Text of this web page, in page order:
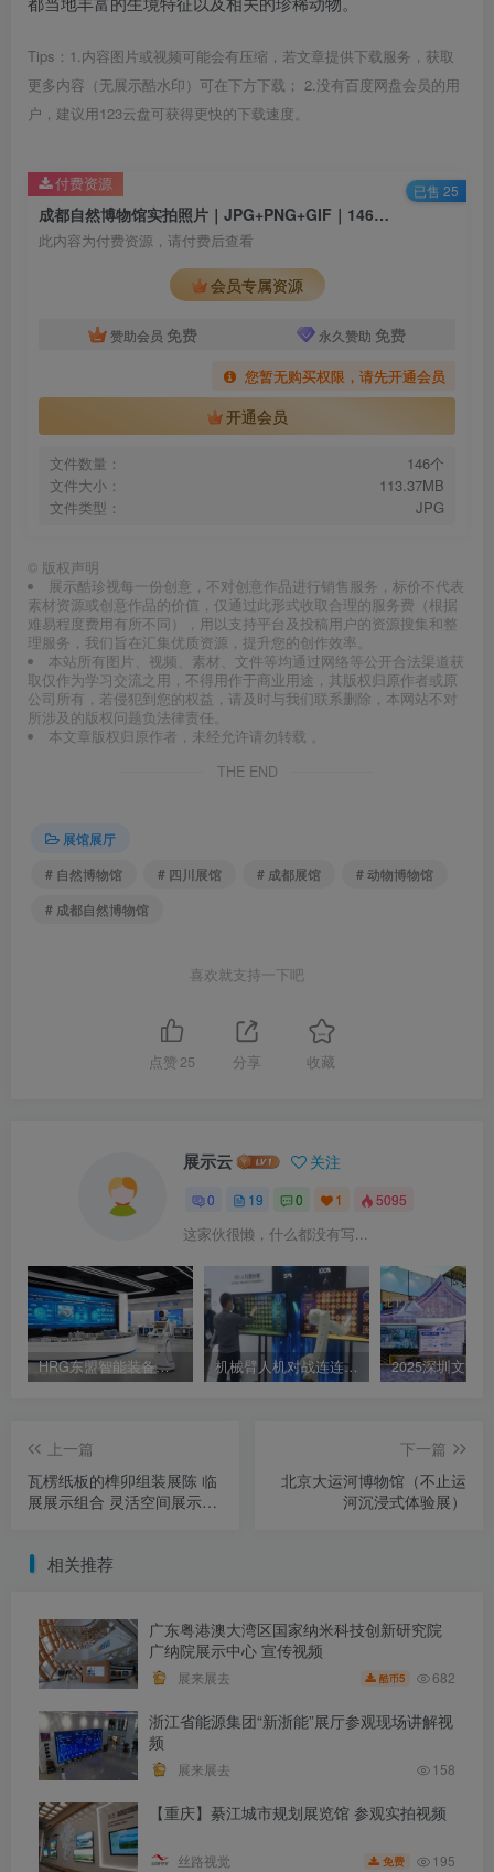
Tips：1.内容图片或视频可能会有压缩，若文章提供下载服务，获取
更多内容（无展示酷水印）可在下方下载； 2.没有百度网盘会员的用
户，建议用123云盘可获得更快的下载速度。
成都自然博物馆实拍照片｜JPG+PNG+GIF｜146张｜113.37M
此内容为付费资源，请付费后查看
会员专属资源
赞助会员 免费 永久赞助 免费
您暂无购买权限，请先开通会员
开通会员
文件数量：
146个
文件大小：
113.37MB
文件类型：
JPG
付费资源 已售 25
© 版权声明
展示酷珍视每一份创意，不对创意作品进行销售服务，标价不代表
素材资源或创意作品的价值，仅通过此形式收取合理的服务费（根据
难易程度费用有所不同），用以支持平台及投稿用户的资源搜集和整
理服务，我们旨在汇集优质资源，提升您的创作效率。
本站所有图片、视频、素材、文件等均通过网络等公开合法渠道获
取仅作为学习交流之用，不得用作于商业用途，其版权归原作者或原
公司所有，若侵犯到您的权益，请及时与我们联系删除，本网站不对
所涉及的版权问题负法律责任。
本文章版权归原作者，未经允许请勿转载 。
THE END
展馆展厅
# 自然博物馆
# 四川展馆 # 成都展馆
# 动物博物馆
# 成都自然博物馆
喜欢就支持一下吧
点赞 25 分享 收藏
展示云 关注
0 19 0 1 5095
这家伙很懒，什么都没有写...
HRG东盟智能装备制造产业基地展厅 机械臂人机对战连连看消消乐互动体验展项 5G机械臂
上一篇
瓦楞纸板的榫卯组装展陈 临
展展示组合 灵活空间展示方
下一篇
北京大运河博物馆（不止运
河沉浸式体验展）
相关推荐
广东粤港澳大湾区国家纳米科技创新研究院
广纳院展示中心 宣传视频
展来展去 酷币5 682
浙江省能源集团“新浙能”展厅参观现场讲解视
频
展来展去 158
【重庆】綦江城市规划展览馆 参观实拍视频
丝路视觉 免费 195